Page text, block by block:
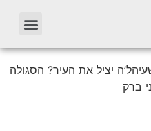
יציל את העיר? הסגולה
ברק